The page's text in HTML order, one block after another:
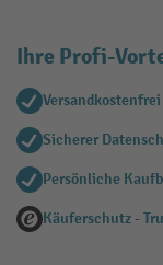
Ihre Profi-
Versandkostenfrei
Sicherer
Persönliche
Käuferschutz -